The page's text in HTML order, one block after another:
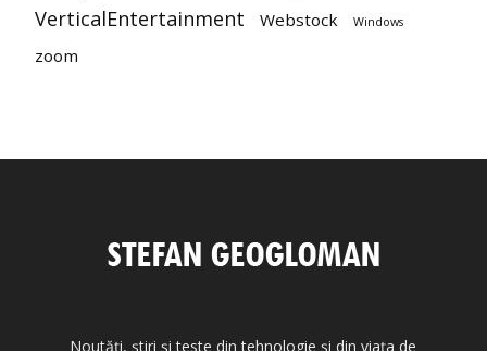
VerticalEntertainment Webstock Windows
zoom
Noutăți, știri și teste din tehnologie și din viața de